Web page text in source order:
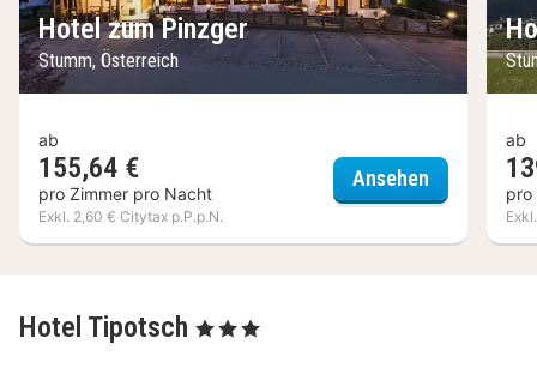
Hotel zum Pinzger
Stumm, Österreich
ab
155,64 €
pro Zimmer pro Nacht
Exkl. 2,60 € Citytax p.P.p.N.
Ansehen Hotel zum
ab
pro
Hotel Tipotsch , 3 Sterne